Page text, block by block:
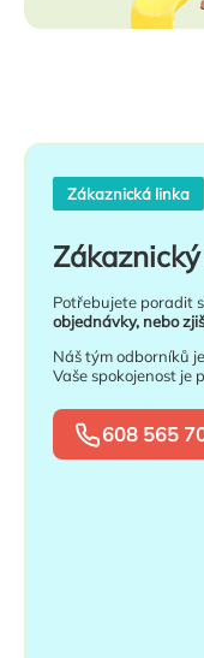
Zákaznická linka
Potřebujete poradit
objednávky, nebo
Náš tým odborníků
Vaše spokojenost je
608 565